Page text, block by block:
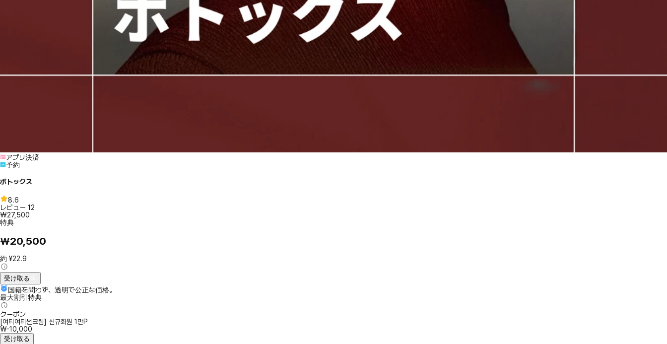
アプリ決済
予約
ボトックス
8.6
レビュー 12
₩27,500
特典
₩20,500
約 ¥22.9
受け取る
国籍を問わず、透明で公正な価格。
最大割引特典
クーポン
[여티여티썬크림] 신규회원 1만P
₩-10,000
受け取る